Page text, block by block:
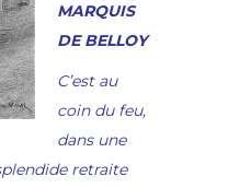
MARQUIS
DE BELLOY
C’est au
coin du feu,
dans une
retraite